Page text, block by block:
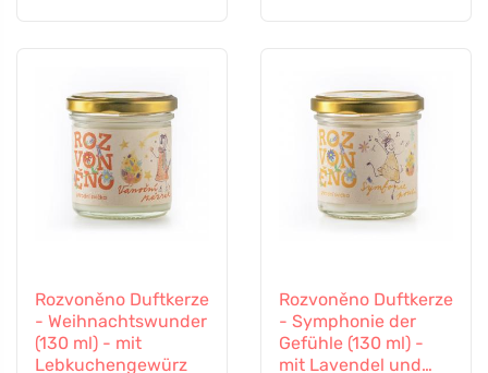
Rozvoněno Duftkerze
- Weihnachtswunder
(130 ml) - mit
Lebkuchengewürz
Rozvoněno Duftkerze
- Symphonie der
Gefühle (130 ml) -
mit Lavendel und